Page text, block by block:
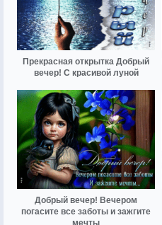
Прекрасная открытка Добрый
вечер! С красивой луной
Добрый вечер! Вечером
погасите все заботы и зажгите
мечты